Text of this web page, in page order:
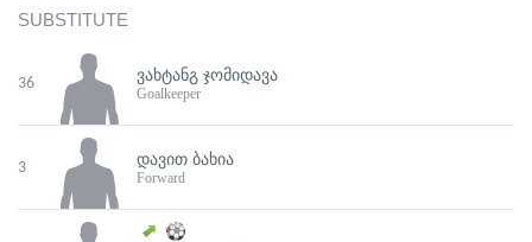
SUBSTITUTE
36 ᲕᲐᲮᲢᲐᲜᲒ ᲯᲝᲛᲘᲓᲐᲕᲐ
Goalkeeper
3 ᲓᲐᲕᲘᲗ ᲑᲐᲮᲘᲐ
Forward